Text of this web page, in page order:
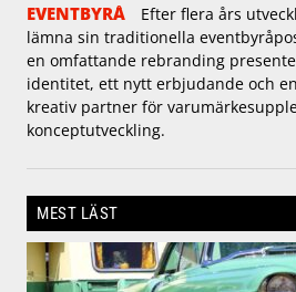
EVENTBYRÅ
Efter flera års
lämna sin traditionella
en omfattande rebranding
identitet, ett nytt erbjudande och
kreativ partner för
konceptutveckling.
MEST LÄST